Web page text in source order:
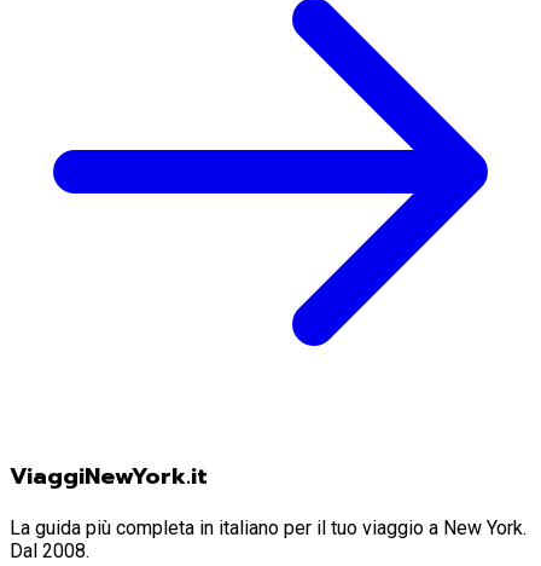
ViaggiNewYork.it
La guida più completa in italiano per il tuo viaggio a New York.
Dal 2008.